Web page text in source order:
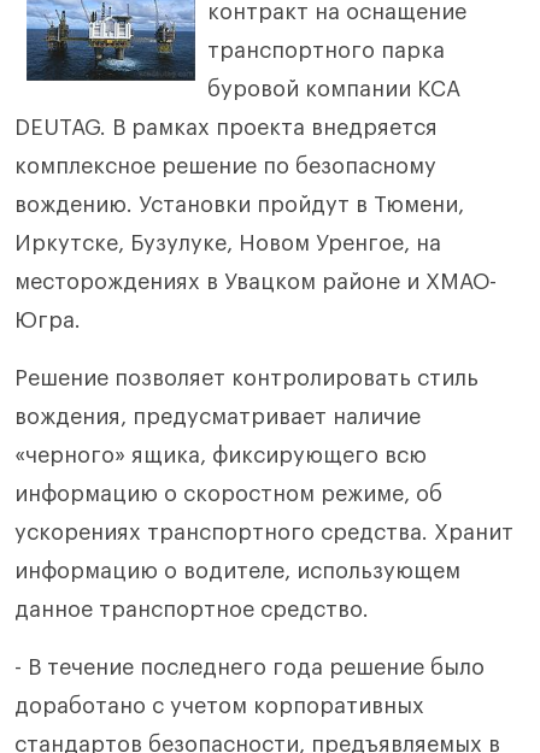
контракт на оснащение
транспортного парка
буровой компании KCA
DEUTAG. В рамках проекта внедряется
комплексное решение по безопасному
вождению. Установки пройдут в Тюмени,
Иркутске, Бузулуке, Новом Уренгое, на
месторождениях в Увацком районе и ХМАО-
Югра.
Решение позволяет контролировать стиль
вождения, предусматривает наличие
«черного» ящика, фиксирующего всю
информацию о скоростном режиме, об
ускорениях транспортного средства. Хранит
информацию о водителе, использующем
данное транспортное средство.
- В течение последнего года решение было
доработано с учетом корпоративных
стандартов безопасности, предъявляемых в